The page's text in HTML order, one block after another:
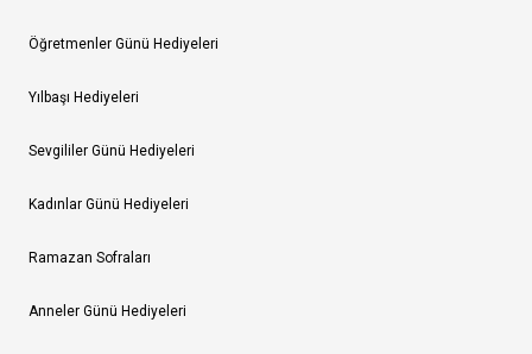
Öğretmenler Günü Hediyeleri
Yılbaşı Hediyeleri
Sevgililer Günü Hediyeleri
Kadınlar Günü Hediyeleri
Ramazan Sofraları
Anneler Günü Hediyeleri